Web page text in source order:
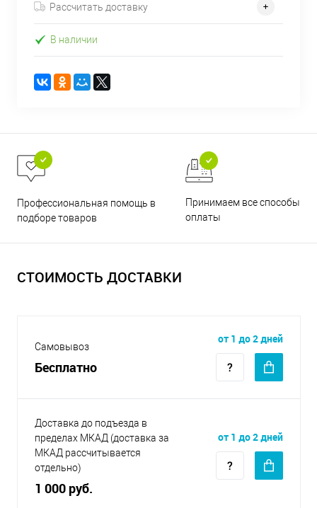
Рассчитать доставку
В наличии
Профессиональная помощь в
подборе товаров
Принимаем все способы
оплаты
СТОИМОСТЬ ДОСТАВКИ
Самовывоз
Бесплатно
от 1 до 2 дней
Доставка до подъезда в
пределах МКАД (доставка за
МКАД рассчитывается
отдельно)
1 000 руб.
от 1 до 2 дней